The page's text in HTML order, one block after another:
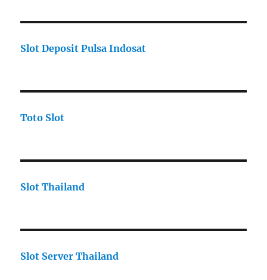
Slot Deposit Pulsa Indosat
Toto Slot
Slot Thailand
Slot Server Thailand